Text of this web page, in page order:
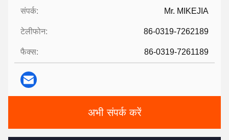
संपर्क: Mr. MIKEJIA
टेलीफोन: 86-0319-7262189
फैक्स: 86-0319-7261189
अभी संपर्क करें